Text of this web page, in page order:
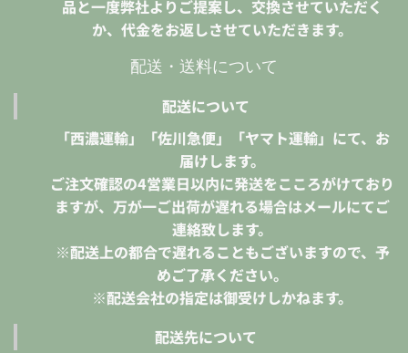
品と一度弊社よりご提案し、交換させていただく
か、代金をお返しさせていただきます。
配送・送料について
配送について
「西濃運輸」「佐川急便」「ヤマト運輸」にて、お
届けします。
ご注文確認の4営業日以内に発送をこころがけており
ますが、万が一ご出荷が遅れる場合はメールにてご
連絡致します。
※配送上の都合で遅れることもございますので、予
めご了承ください。
※配送会社の指定は御受けしかねます。
配送先について